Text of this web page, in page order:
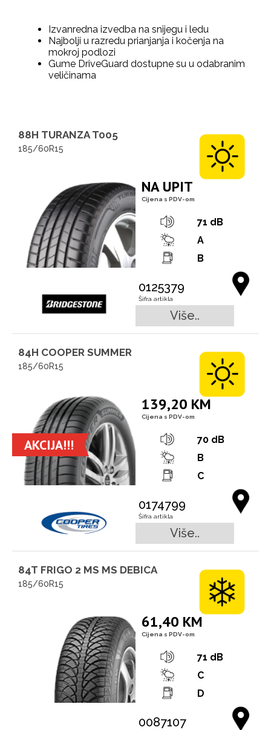
Izvanredna izvedba na snijegu i ledu
Najbolji u razredu prianjanja i kočenja na
mokroj podlozi
Gume DriveGuard dostupne su u odabranim
veličinama
88H TURANZA T005
185/60R15
NA UPIT
Cijena s PDV-om
71 dB
A
B
0125379
Šifra artikla
Više..
84H COOPER SUMMER
185/60R15
AKCIJA!!!
139,20 KM
Cijena s PDV-om
70 dB
B
C
0174799
Šifra artikla
Više..
84T FRIGO 2 MS MS DEBICA
185/60R15
61,40 KM
Cijena s PDV-om
71 dB
C
D
0087107